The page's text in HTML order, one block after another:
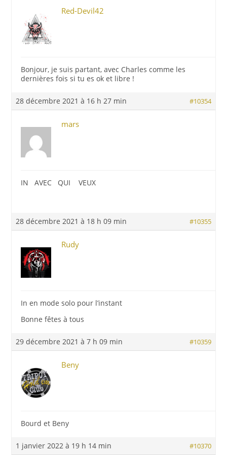
Red-Devil42
Bonjour, je suis partant, avec Charles comme les
dernières fois si tu es ok et libre !
28 décembre 2021 à 16 h 27 min #10354
mars
IN AVEC QUI VEUX
28 décembre 2021 à 18 h 09 min #10355
Rudy
In en mode solo pour l’instant
Bonne fêtes à tous
29 décembre 2021 à 7 h 09 min #10359
Beny
Bourd et Beny
1 janvier 2022 à 19 h 14 min #10370